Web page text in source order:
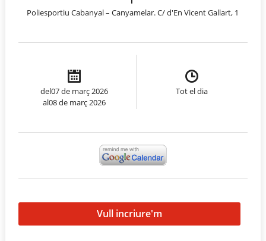
Poliesportiu Cabanyal – Canyamelar. C/ d'En Vicent Gallart, 1
del07 de març 2026
al08 de març 2026
Tot el dia
Vull incriure'm